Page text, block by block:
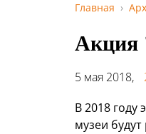
Главная
Акция
5 мая 2018,
В 2018 году
музеи